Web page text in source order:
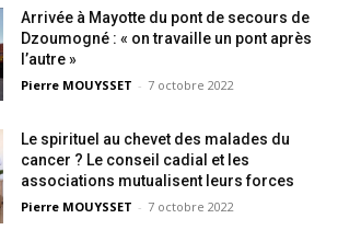
Arrivée à Mayotte du pont de secours de
Dzoumogné : « on travaille un pont après
l’autre »
Pierre MOUYSSET - 7 octobre 2022
Le spirituel au chevet des malades du
cancer ? Le conseil cadial et les
associations mutualisent leurs forces
Pierre MOUYSSET - 7 octobre 2022